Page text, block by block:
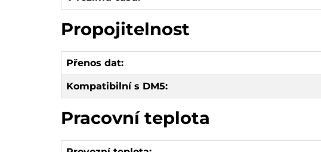
Propojitelnost
Přenos dat:
Kompatibilní s DM5:
Pracovní teplota